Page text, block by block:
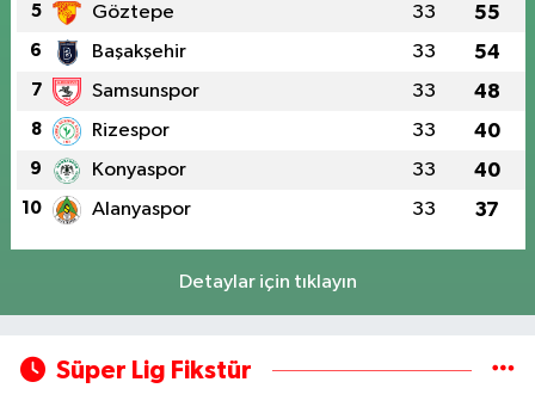
5 Göztepe 33 55
6 Başakşehir 33 54
7 Samsunspor 33 48
8 Rizespor 33 40
9 Konyaspor 33 40
10 Alanyaspor 33 37
Detaylar için tıklayın
Süper Lig Fikstür